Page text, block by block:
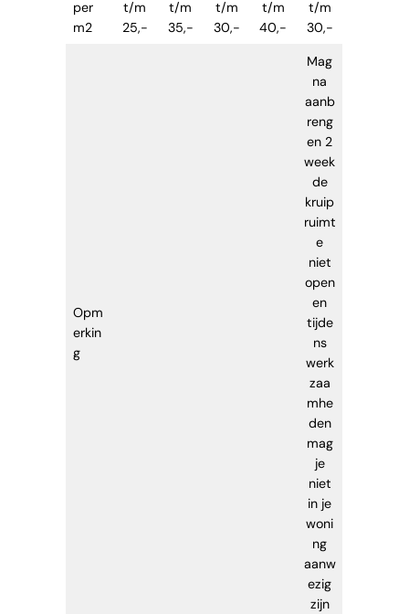
per
m2
t/m
25,-
t/m
35,-
t/m
30,-
t/m
40,-
t/m
30,-
Opm
erkin
g
Mag
na
aanb
reng
en 2
week
de
kruip
ruimt
e
niet
open
en
tijde
ns
werk
zaa
mhe
den
mag
je
niet
in je
woni
ng
aanw
ezig
zijn